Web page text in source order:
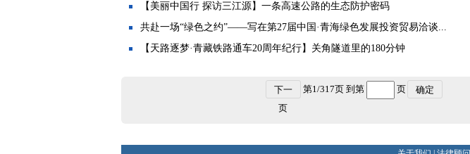
【美丽中国行 探访三江源】一条高速公路的生态防护密码
共赴一场“绿色之约”——写在第27届中国·青海绿色发展投资贸易洽谈...
【天路逐梦·青藏铁路通车20周年纪行】关角隧道里的180分钟
下一
页
第1/317页 到第 页 确定